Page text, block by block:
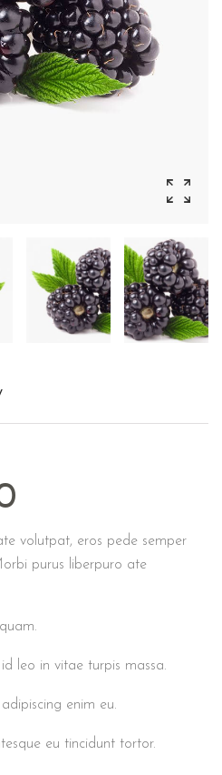
volutpat, eros pede semper
purus liberpuro ate
leo in vitae turpis massa.
enim eu.
eu tincidunt tortor.